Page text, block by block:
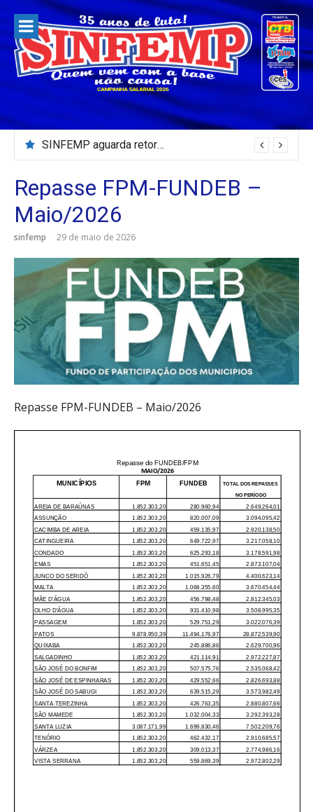
para
conteúdo
SINFEMP aguarda retorno as demandas dos servidores de Patos até dia 13 de agosto
Repasse FPM-FUNDEB –
Maio/2026
sinfemp 29 de maio de 2026
Repasse FPM-FUNDEB – Maio/2026